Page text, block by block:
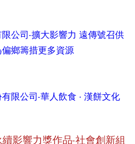
公司-擴大影響力 遠傳號召供
鄉籌措更多資源
限公司-華人飲食 ‧ 漢餅文化
影響力獎作品-社會創新組